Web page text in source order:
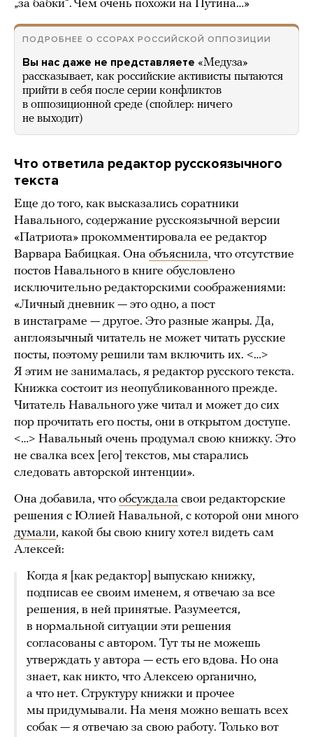
„за бабки“. Чем очень похожи на Путина…»
ПОДРОБНЕЕ О ССОРАХ РОССИЙСКОЙ ОППОЗИЦИИ
Вы нас даже не представляете «Медуза»
рассказывает, как российские активисты пытаются
прийти в себя после серии конфликтов
в оппозиционной среде (спойлер: ничего
не выходит)
Что ответила редактор русскоязычного
текста
Еще до того, как высказались соратники
Навального, содержание русскоязычной версии
«Патриота» прокомментировала ее редактор
Варвара Бабицкая. Она объяснила, что отсутствие
постов Навального в книге обусловлено
исключительно редакторскими соображениями:
«Личный дневник — это одно, а пост
в инстаграме — другое. Это разные жанры. Да,
англоязычный читатель не может читать русские
посты, поэтому решили там включить их. <…>
Я этим не занималась, я редактор русского текста.
Книжка состоит из неопубликованного прежде.
Читатель Навального уже читал и может до сих
пор прочитать его посты, они в открытом доступе.
<…> Навальный очень продумал свою книжку. Это
не свалка всех [его] текстов, мы старались
следовать авторской интенции».
Она добавила, что обсуждала свои редакторские
решения с Юлией Навальной, с которой они много
думали, какой бы свою книгу хотел видеть сам
Алексей:
Когда я [как редактор] выпускаю книжку,
подписав ее своим именем, я отвечаю за все
решения, в ней принятые. Разумеется,
в нормальной ситуации эти решения
согласованы с автором. Тут ты не можешь
утверждать у автора — есть его вдова. Но она
знает, как никто, что Алексею органично,
а что нет. Структуру книжки и прочее
мы придумывали. На меня можно вешать всех
собак — я отвечаю за свою работу. Только вот